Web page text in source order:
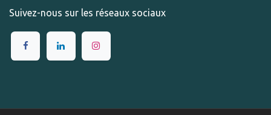
Suivez-nous sur les réseaux sociaux